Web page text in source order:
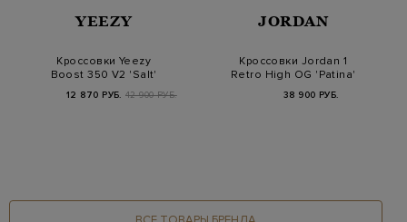
YEEZY
Кроссовки Yeezy
Boost 350 V2 'Salt'
12 870 РУБ. 42 900 РУБ.
JORDAN
Кроссовки Jordan 1
Retro High OG 'Patina'
38 900 РУБ.